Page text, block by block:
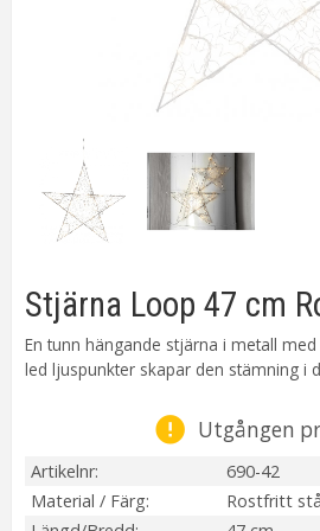
Stjärna Loop 47 cm
En tunn hängande stjärna i metall
led ljuspunkter skapar den stämning i
Utgången
Artikelnr
690-42
Material / Färg
Rostfritt